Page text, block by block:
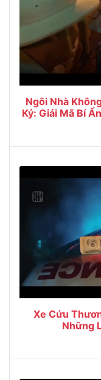
Ngôi Nhà
Kỷ: Giải Mã Bí
Xe Cứu
Những